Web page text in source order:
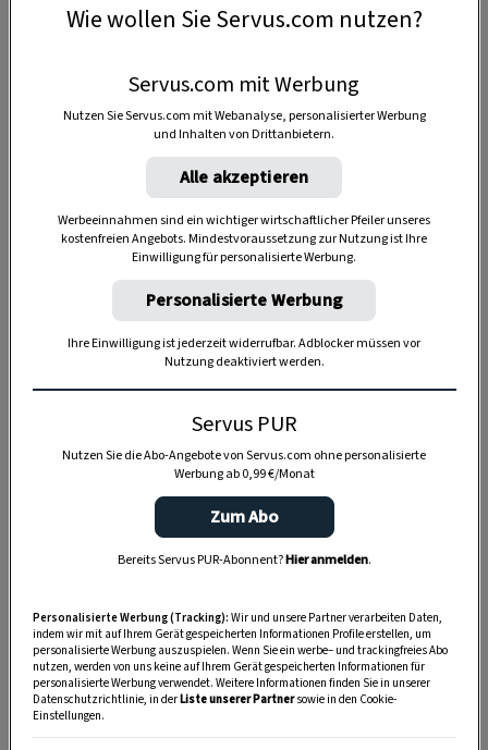
4 Portionen
30 Minuten
2:30 Stunden
Wie wollen Sie Servus.com nutzen?
Servus.com mit Werbung
Nutzen Sie Servus.com mit Webanalyse, personalisierter Werbung
und Inhalten von Drittanbietern.
Alle akzeptieren
Werbeeinnahmen sind ein wichtiger wirtschaftlicher Pfeiler unseres
kostenfreien Angebots. Mindestvoraussetzung zur Nutzung ist Ihre
Einwilligung für personalisierte Werbung.
Personalisierte Werbung
Ihre Einwilligung ist jederzeit widerrufbar. Adblocker müssen vor
Nutzung deaktiviert werden.
Servus PUR
Nutzen Sie die Abo-Angebote von Servus.com ohne personalisierte
Werbung ab 0,99 €/Monat
Zum Abo
Bereits Servus PUR-Abonnent?Hier anmelden.
Personalisierte Werbung (Tracking): Wir und unsere Partner verarbeiten Daten,
indem wir mit auf Ihrem Gerät gespeicherten Informationen Profile erstellen, um
personalisierte Werbung auszuspielen. Wenn Sie ein werbe– und trackingfreies Abo
nutzen, werden von uns keine auf Ihrem Gerät gespeicherten Informationen für
personalisierte Werbung verwendet. Weitere Informationen finden Sie in unserer
Datenschutzrichtlinie, in derListe unserer Partnersowie in den Cookie-
Einstellungen.